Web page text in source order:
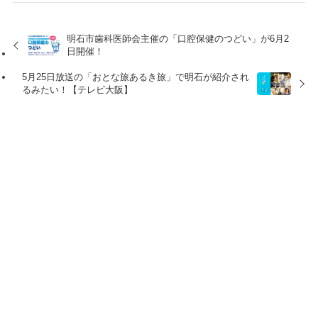
明石市歯科医師会主催の「口腔保健のつどい」が6月2
日開催！
5月25日放送の「おとな旅あるき旅」で明石が紹介され
るみたい！【テレビ大阪】